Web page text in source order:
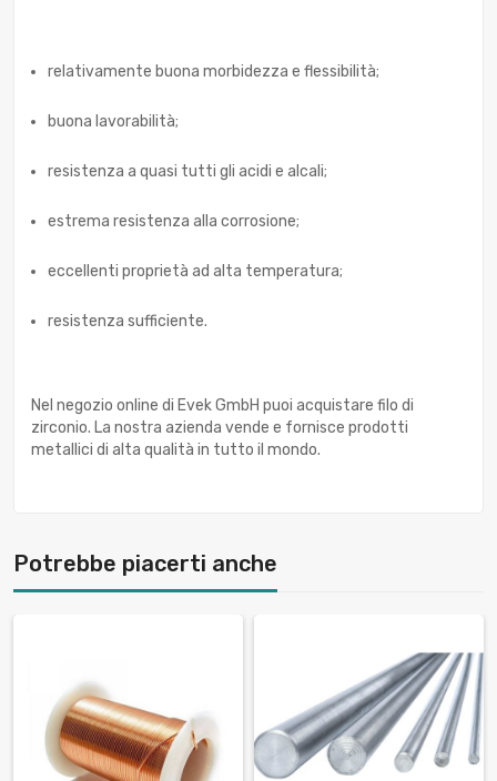
relativamente buona morbidezza e flessibilità;
buona lavorabilità;
resistenza a quasi tutti gli acidi e alcali;
estrema resistenza alla corrosione;
eccellenti proprietà ad alta temperatura;
resistenza sufficiente.
Nel negozio online di Evek GmbH puoi acquistare filo di
zirconio. La nostra azienda vende e fornisce prodotti
metallici di alta qualità in tutto il mondo.
Potrebbe piacerti anche